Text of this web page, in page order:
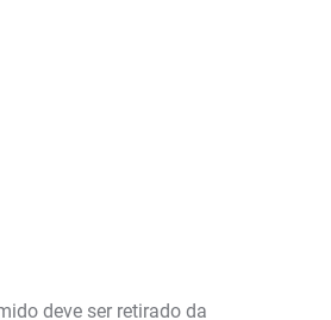
deve ser retirado da